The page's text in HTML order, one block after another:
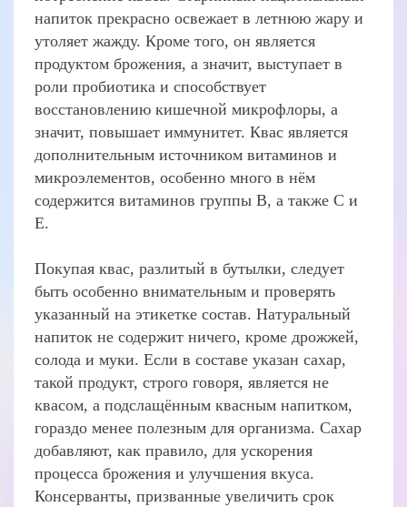
напиток прекрасно освежает в летнюю жару и
утоляет жажду. Кроме того, он является
продуктом брожения, а значит, выступает в
роли пробиотика и способствует
восстановлению кишечной микрофлоры, а
значит, повышает иммунитет. Квас является
дополнительным источником витаминов и
микроэлементов, особенно много в нём
содержится витаминов группы В, а также С и
Е.
Покупая квас, разлитый в бутылки, следует
быть особенно внимательным и проверять
указанный на этикетке состав. Натуральный
напиток не содержит ничего, кроме дрожжей,
солода и муки. Если в составе указан сахар,
такой продукт, строго говоря, является не
квасом, а подслащённым квасным напитком,
гораздо менее полезным для организма. Сахар
добавляют, как правило, для ускорения
процесса брожения и улучшения вкуса.
Консерванты, призванные увеличить срок